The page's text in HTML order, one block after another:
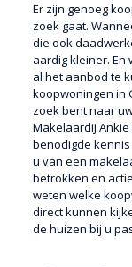
Er zijn genoeg
zoek gaat.
die ook
aardig kleiner. En
al het aanbod te
koopwoningen in
zoek bent naar
Makelaardij
benodigde
u van een
betrokken en
weten welke
direct kunnen
de huizen bij u